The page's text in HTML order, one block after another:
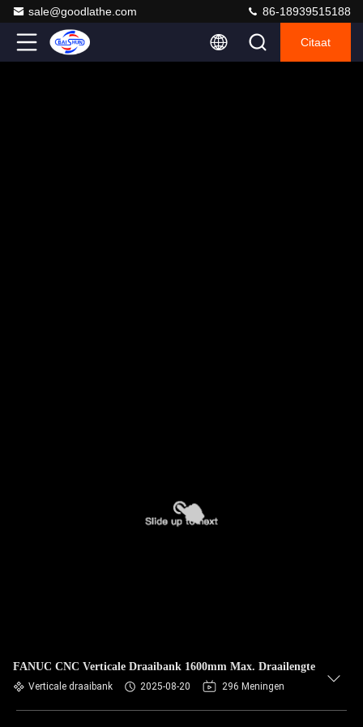
sale@goodlathe.com 86-18939515188
Citaat
FANUC CNC Verticale Draaibank 1600mm Max. Draailengte
Verticale draaibank 2025-08-20 296 Meningen